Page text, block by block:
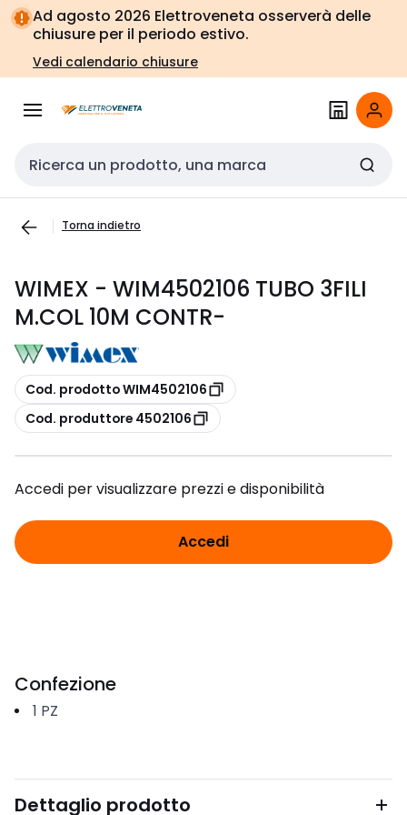
Vai alla
navigazione
Vai
alla
pagina
Ad agosto 2026 Elettroveneta osserverà delle
chiusure per il periodo estivo.
Vedi calendario chiusure
Cerca input
Torna indietro
WIMEX - WIM4502106 TUBO 3FILI
M.COL 10M CONTR-
copia
Cod. prodotto WIM4502106
copia
Cod. produttore 4502106
Accedi per visualizzare prezzi e disponibilità
Accedi
Confezione
1 PZ
Dettaglio prodotto